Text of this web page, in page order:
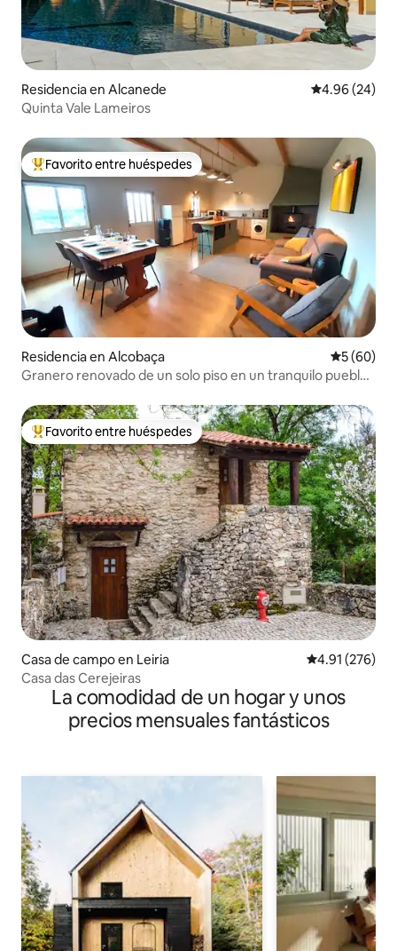
Residencia en Alcanede Calificación
4.96 (24)
Quinta Vale Lameiros
De los mejores en Favorito entre huéspedes
Favorito entre huéspedes
Residencia en Alcobaça
5 (60)
Granero renovado de un solo piso en un tranquilo pueblo
De los mejores en Favorito entre huéspedes
Favorito entre huéspedes
Casa de campo en Leiria Calificación
4.91 (276)
Casa das Cerejeiras
La comodidad de un hogar y unos
precios mensuales fantásticos